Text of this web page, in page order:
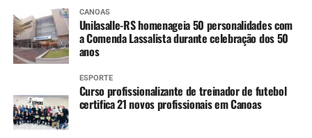
Difteria e Tétano –
vacinal)
9 a 14 anos
HPV (dose única)
10 a 14 anos
CANOAS
Unilasalle-RS homenageia 50 personalidades com
a Comenda Lassalista durante celebração dos 50
anos
ESPORTE
Curso profissionalizante de treinador de futebol
certifica 21 novos profissionais em Canoas